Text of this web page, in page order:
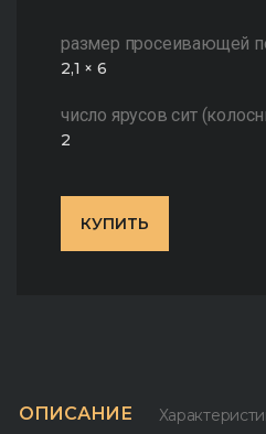
размер просеивающей
2,1 × 6
число ярусов сит
2
КУПИТЬ
ОПИСАНИЕ